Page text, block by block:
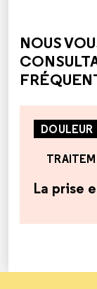
NOUS
DOULEUR
La prise